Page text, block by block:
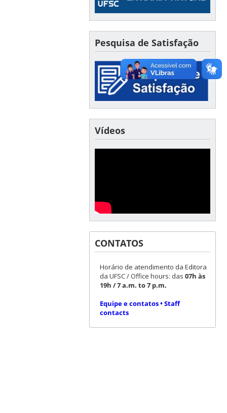
Pesquisa de Satisfação
Vídeos
CONTATOS
Horário de atendimento da Editora
da UFSC / Office hours: das 07h às
19h / 7 a.m. to 7 p.m.
Equipe e contatos • Staff
contacts